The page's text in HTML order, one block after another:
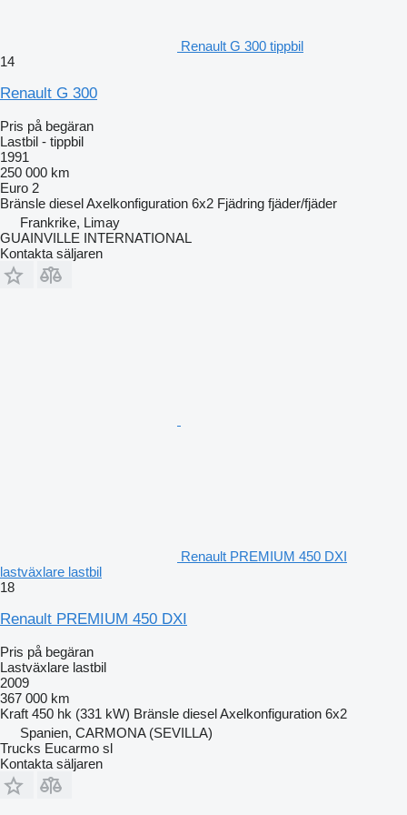
Renault G 300 tippbil
14
Renault G 300
Pris på begäran
Lastbil - tippbil
1991
250 000 km
Euro 2
Bränsle dieselAxelkonfiguration 6x2 Fjädring fjäder/fjäder
Frankrike, Limay
GUAINVILLE INTERNATIONAL
Kontakta säljaren
Renault PREMIUM 450 DXI
lastväxlare lastbil
18
Renault PREMIUM 450 DXI
Pris på begäran
Lastväxlare lastbil
2009
367 000 km
Kraft 450 hk (331 kW) Bränsle dieselAxelkonfiguration 6x2
Spanien, CARMONA (SEVILLA)
Trucks Eucarmo sl
Kontakta säljaren